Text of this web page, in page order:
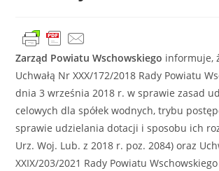
Zarząd Powiatu Wschowskiego informuje,
Uchwałą Nr XXX/172/2018 Rady Powiatu
dnia 3 września 2018 r. w sprawie zasad
celowych dla spółek wodnych, trybu
sprawie udzielania dotacji i sposobu ich
Urz. Woj. Lub. z 2018 r. poz. 2084) oraz
XXIX/203/2021 Rady Powiatu